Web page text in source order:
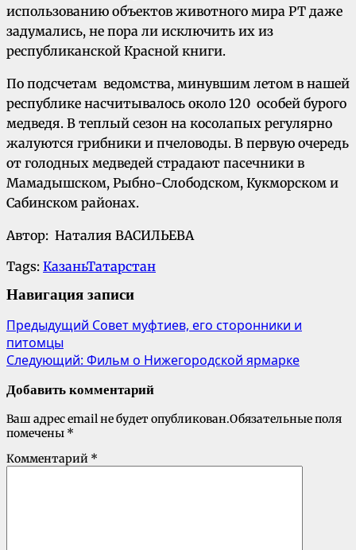
использованию объектов животного мира РТ даже
задумались, не пора ли исключить их из
республиканской Красной книги.
По подсчетам ведомства, минувшим летом в нашей
республике насчитывалось около 120 особей бурого
медведя. В теплый сезон на косолапых регулярно
жалуются грибники и пчеловоды. В первую очередь
от голодных медведей страдают пасечники в
Мамадышском, Рыбно-Слободском, Кукморском и
Сабинском районах.
Автор: Наталия ВАСИЛЬЕВА
Tags: КазаньТатарстан
Навигация записи
Предыдущий Совет муфтиев, его сторонники и
питомцы
Следующий: Фильм о Нижегородской ярмарке
Добавить комментарий
Ваш адрес email не будет опубликован.Обязательные поля
помечены *
Комментарий *